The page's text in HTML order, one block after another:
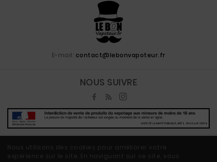
Nous utilisons des cookies pour améliorer votre
expérience sur le site. En naviguant sur ce site, vous
E-mail: contact@lebonvapoteur.fr
NOUS SUIVRE